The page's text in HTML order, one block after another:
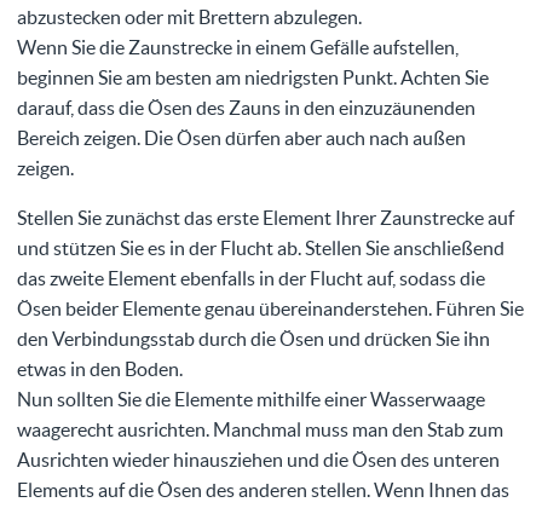
abzustecken oder mit Brettern abzulegen.
Wenn Sie die Zaunstrecke in einem Gefälle aufstellen,
beginnen Sie am besten am niedrigsten Punkt. Achten Sie
darauf, dass die Ösen des Zauns in den einzuzäunenden
Bereich zeigen. Die Ösen dürfen aber auch nach außen
zeigen.
Stellen Sie zunächst das erste Element Ihrer Zaunstrecke auf
und stützen Sie es in der Flucht ab. Stellen Sie anschließend
das zweite Element ebenfalls in der Flucht auf, sodass die
Ösen beider Elemente genau übereinanderstehen. Führen Sie
den Verbindungsstab durch die Ösen und drücken Sie ihn
etwas in den Boden.
Nun sollten Sie die Elemente mithilfe einer Wasserwaage
waagerecht ausrichten. Manchmal muss man den Stab zum
Ausrichten wieder hinausziehen und die Ösen des unteren
Elements auf die Ösen des anderen stellen. Wenn Ihnen das